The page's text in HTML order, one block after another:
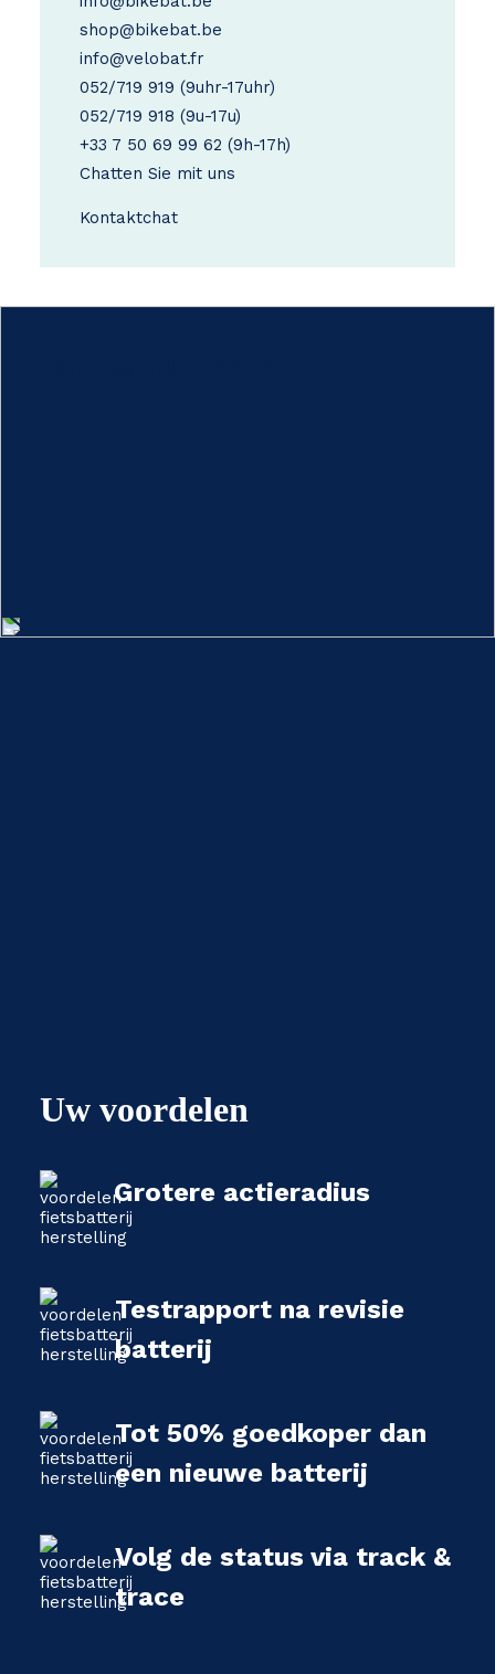
shop@bikebat.be
info@velobat.fr
052/719 919 (9uhr-17uhr)
052/719 918 (9u-17u)
+33 7 50 69 99 62 (9h-17h)
Chatten Sie mit uns
Kontaktchat
Uw voordelen
Grotere actieradius
Testrapport na revisie
batterij
Tot 50% goedkoper dan
een nieuwe batterij
Volg de status via track &
trace